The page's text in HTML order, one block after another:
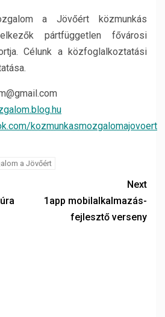
a Jövőért közmunkás
pártfüggetlen fővárosi
Célunk a közfoglalkoztatási
kozmunkasmozgalomajovoert
a Jövőért
Next
1app mobilalkalmazás-
fejlesztő verseny